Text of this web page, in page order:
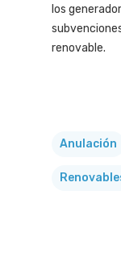
los
renovable.
Anulación